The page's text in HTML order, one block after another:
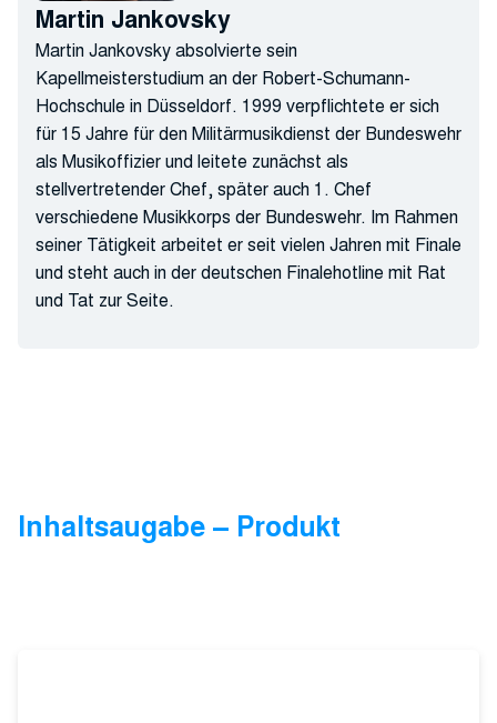
Martin Jankovsky
Martin Jankovsky absolvierte sein
Kapellmeisterstudium an der Robert-Schumann-
Hochschule in Düsseldorf. 1999 verpflichtete er sich
für 15 Jahre für den Militärmusikdienst der Bundeswehr
als Musikoffizier und leitete zunächst als
stellvertretender Chef, später auch 1. Chef
verschiedene Musikkorps der Bundeswehr. Im Rahmen
seiner Tätigkeit arbeitet er seit vielen Jahren mit Finale
und steht auch in der deutschen Finalehotline mit Rat
und Tat zur Seite.
Inhaltsaugabe – Produkt